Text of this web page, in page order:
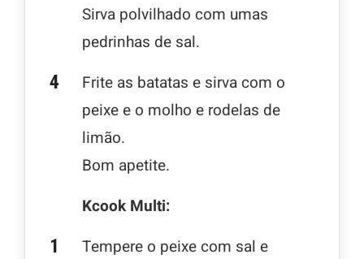
Sirva polvilhado com umas
pedrinhas de sal.
Frite as batatas e sirva com o
peixe e o molho e rodelas de
limão.
Bom apetite.
Kcook Multi:
Tempere o peixe com sal e